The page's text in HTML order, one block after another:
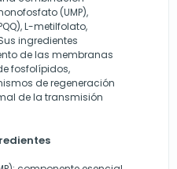
(UMP),
L-metilfolato,
ingredientes
de las membranas
fosfolípidos,
de regeneración
de la transmisión